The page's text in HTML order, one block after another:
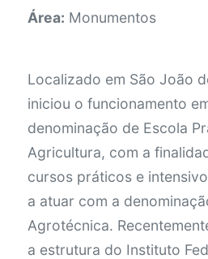
Área: Monumentos
Localizado em São João
iniciou o funcionamento
denominação de Escola
Agricultura, com a
cursos práticos e
a atuar com a
Agrotécnica.
a estrutura do Instituto